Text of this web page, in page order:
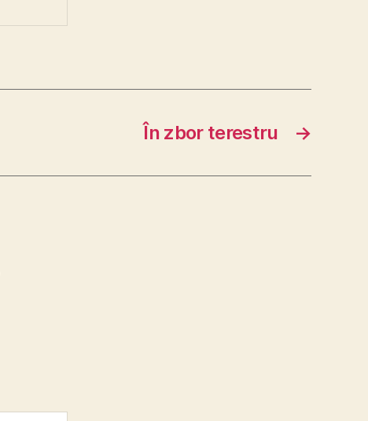
→
În zbor terestru